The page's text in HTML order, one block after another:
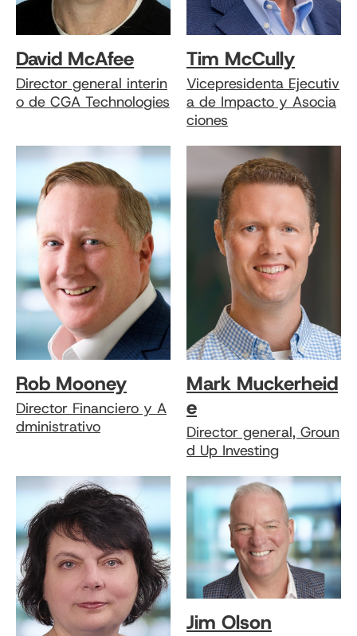
David McAfee
Director general interin
o de CGA Technologies
Tim McCully
Vicepresidenta Ejecutiv
a de Impacto y Asocia
ciones
Rob Mooney
Director Financiero y A
dministrativo
Mark Muckerheid
e
Director general, Groun
d Up Investing
Jim Olson